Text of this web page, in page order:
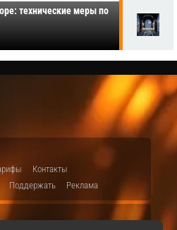
технические меры по
Контакты
Поддержать Реклама